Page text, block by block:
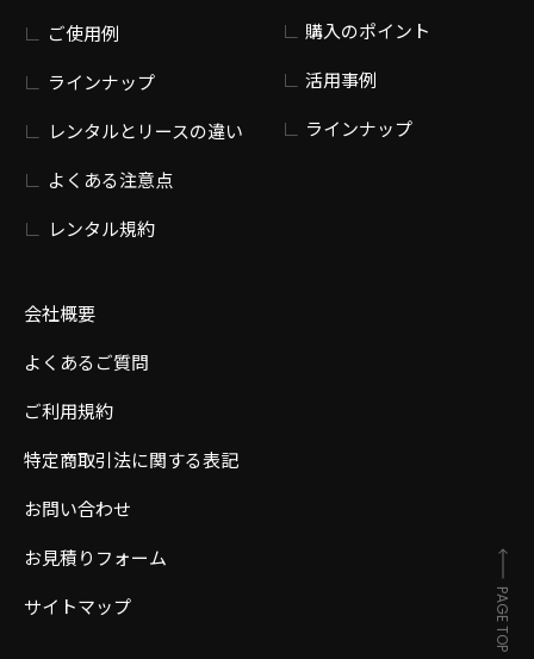
ご使用例
ラインナップ
レンタルとリースの違い
よくある注意点
レンタル規約
会社概要
よくあるご質問
ご利用規約
特定商取引法に関する表記
お問い合わせ
お見積りフォーム
サイトマップ
購入のポイント
活用事例
ラインナップ
PAGE TOP